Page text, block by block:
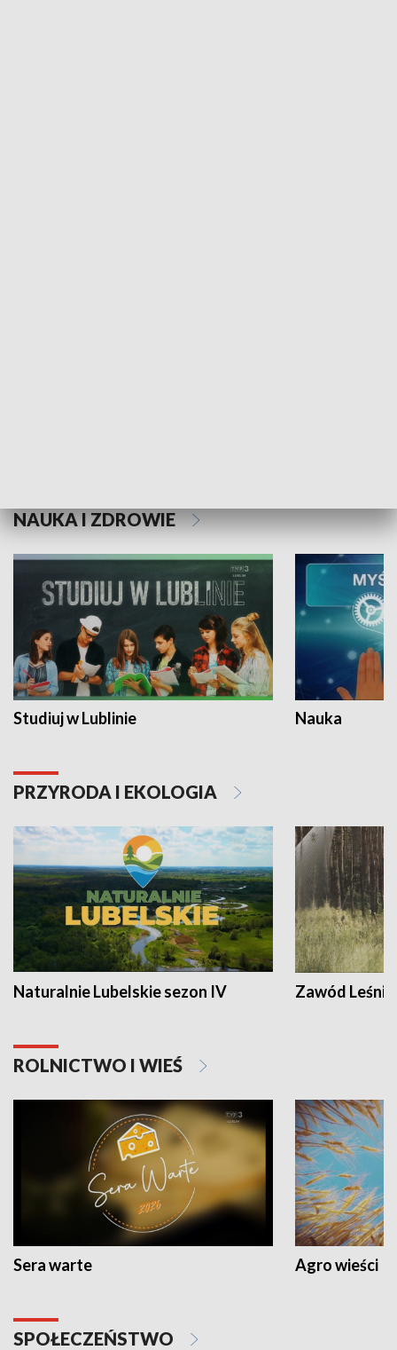
NAUKA I ZDROWIE
Studiuj w Lublinie Nauka
PRZYRODA I EKOLOGIA
Naturalnie Lubelskie sezon IV Zawód Leśnik
ROLNICTWO I WIEŚ
Sera warte Agro wieści
SPOŁECZEŃSTWO